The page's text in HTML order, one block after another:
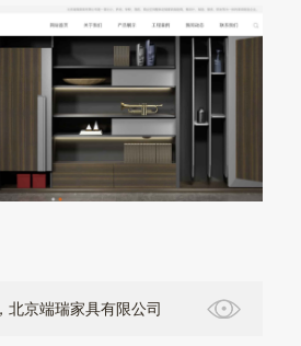
北京端瑞家具有限公司